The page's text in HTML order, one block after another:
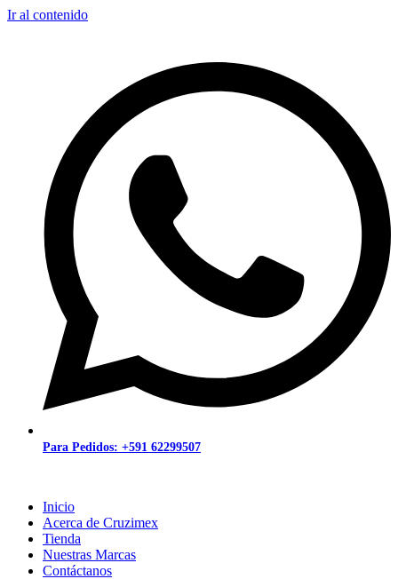
Ir al contenido
Para Pedidos: +591 62299507
Inicio
Acerca de Cruzimex
Tienda
Nuestras Marcas
Contáctanos